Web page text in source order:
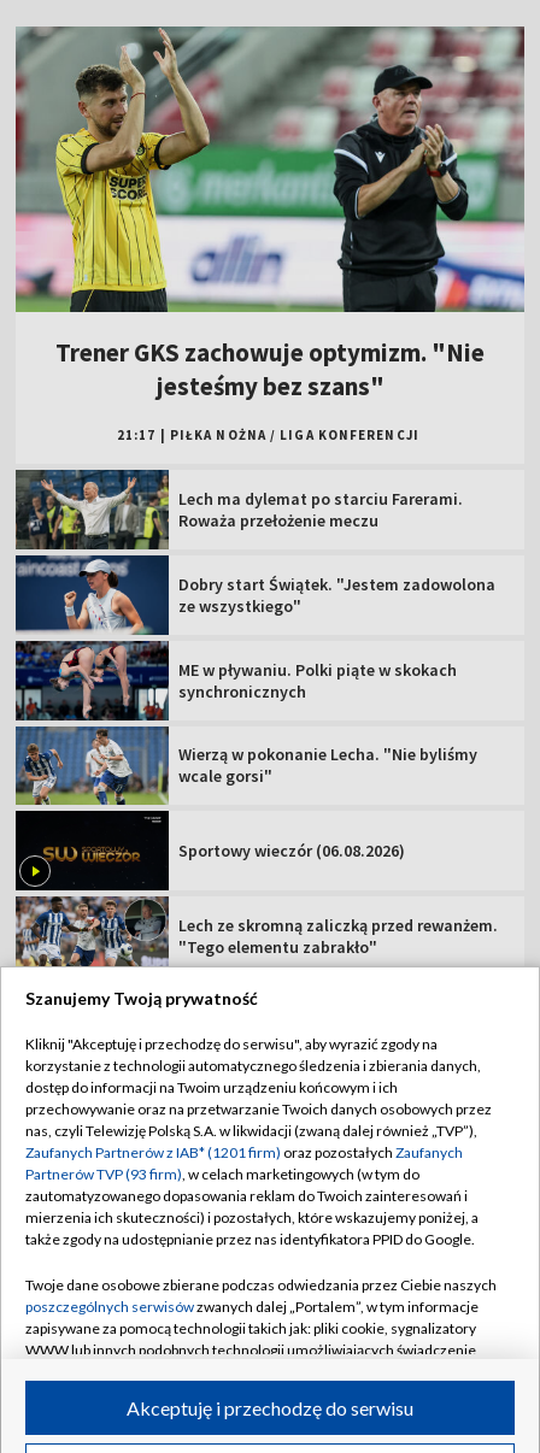
Trener GKS zachowuje optymizm. "Nie
jesteśmy bez szans"
21:17 PIŁKA NOŻNA / LIGA KONFERENCJI
Lech ma dylemat po starciu Farerami.
Roważa przełożenie meczu
Dobry start Świątek. "Jestem zadowolona
ze wszystkiego"
ME w pływaniu. Polki piąte w skokach
synchronicznych
Wierzą w pokonanie Lecha. "Nie byliśmy
wcale gorsi"
Sportowy wieczór (06.08.2026)
Lech ze skromną zaliczką przed rewanżem.
"Tego elementu zabrakło"
TVP
Abonament TVP
Sklep TVP
Biuro Reklamy
Oferta Handlowa
Emisja w TVP
Rada Programowa
Ogłoszenia przetargowe
Akademia Telewizyjna
Regulamin TVP
Polityka prywatności
Moje zgody
Biuro reklamy
Kanały
©2026 Telewizja Polska Spółka Akcyjna w likwidacji
Szanujemy Twoją prywatność
Kliknij "Akceptuję i przechodzę do serwisu", aby wyrazić zgody na
korzystanie z technologii automatycznego śledzenia i zbierania danych,
dostęp do informacji na Twoim urządzeniu końcowym i ich
przechowywanie oraz na przetwarzanie Twoich danych osobowych przez
nas, czyli Telewizję Polską S.A. w likwidacji (zwaną dalej również „TVP”),
Zaufanych Partnerów z IAB* (1201 firm) oraz pozostałych Zaufanych
Partnerów TVP (93 firm), w celach marketingowych (w tym do
zautomatyzowanego dopasowania reklam do Twoich zainteresowań i
mierzenia ich skuteczności) i pozostałych, które wskazujemy poniżej, a
także zgody na udostępnianie przez nas identyfikatora PPID do Google.
Twoje dane osobowe zbierane podczas odwiedzania przez Ciebie naszych
poszczególnych serwisówzwanych dalej „Portalem”, w tym informacje
zapisywane za pomocą technologii takich jak: pliki cookie, sygnalizatory
WWW lub innych podobnych technologii umożliwiających świadczenie
ruchu w Internecie.Akceptuję i przechodzę do serwisu